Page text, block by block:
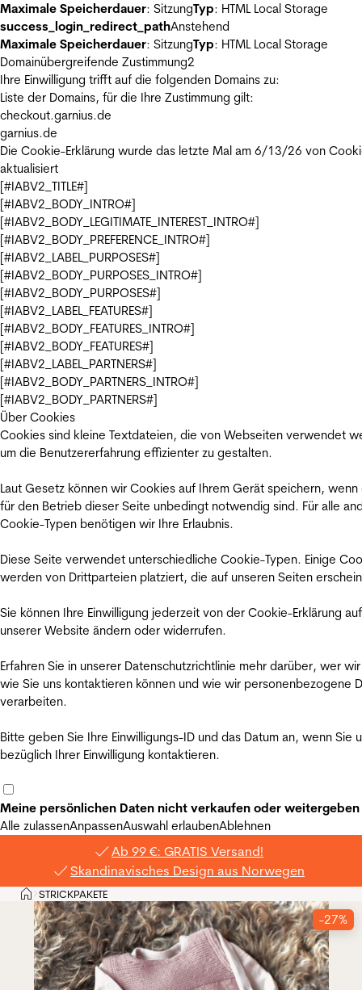
Maximale Speicherdauer: SitzungTyp: HTML Local Storage
success_login_redirect_pathAnstehend
Maximale Speicherdauer: SitzungTyp: HTML Local Storage
Domainübergreifende Zustimmung2
Ihre Einwilligung trifft auf die folgenden Domains zu:
Liste der Domains, für die Ihre Zustimmung gilt:
checkout.garnius.de
garnius.de
Die Cookie-Erklärung wurde das letzte Mal am 6/13/26 von
aktualisiert
[#IABV2_TITLE#]
[#IABV2_BODY_INTRO#]
[#IABV2_BODY_LEGITIMATE_INTEREST_INTRO#]
[#IABV2_BODY_PREFERENCE_INTRO#]
[#IABV2_LABEL_PURPOSES#]
[#IABV2_BODY_PURPOSES_INTRO#]
[#IABV2_BODY_PURPOSES#]
[#IABV2_LABEL_FEATURES#]
[#IABV2_BODY_FEATURES_INTRO#]
[#IABV2_BODY_FEATURES#]
[#IABV2_LABEL_PARTNERS#]
[#IABV2_BODY_PARTNERS_INTRO#]
[#IABV2_BODY_PARTNERS#]
Über Cookies
Cookies sind kleine Textdateien, die von Webseiten verwendet
um die Benutzererfahrung effizienter zu gestalten.
Laut Gesetz können wir Cookies auf Ihrem Gerät speichern, wenn
für den Betrieb dieser Seite unbedingt notwendig sind. Für alle
Cookie-Typen benötigen wir Ihre Erlaubnis.
Diese Seite verwendet unterschiedliche Cookie-Typen. Einige
werden von Drittparteien platziert, die auf unseren Seiten
Sie können Ihre Einwilligung jederzeit von der Cookie-Erklärung auf
unserer Website ändern oder widerrufen.
Erfahren Sie in unserer Datenschutzrichtlinie mehr darüber, wer
wie Sie uns kontaktieren können und wie wir personenbezogene
verarbeiten.
Bitte geben Sie Ihre Einwilligungs-ID und das Datum an, wenn Sie
bezüglich Ihrer Einwilligung kontaktieren.
Meine persönlichen Daten nicht verkaufen oder weitergeben
Alle zulassenAnpassenAuswahl erlaubenAblehnen
Ab 99 €: GRATIS Versand!
Skandinavisches Design aus Norwegen
Privat
>STRICKPAKETE
-27%